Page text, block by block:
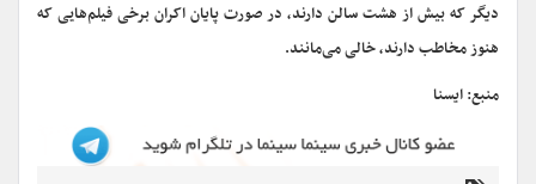
دیگر که بیش از هشت سالن دارند، در صورت پایان اکران برخی فیلم‌هایی که
هنوز مخاطب دارند، خالی می‌مانند.
منبع: ایسنا